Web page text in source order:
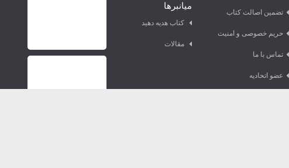
تضمین اصالت کتاب
حریم خصوصی و امنیت
تماس با ما
عضو اتحادیه
میانبرها
کتاب هدیه دهید
مقالات